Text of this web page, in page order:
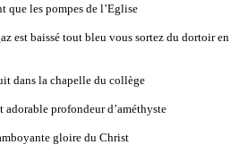
que les pompes de l’Eglise
est baissé tout bleu vous sortez du dortoir en
dans la chapelle du collège
adorable profondeur d’améthyste
gloire du Christ